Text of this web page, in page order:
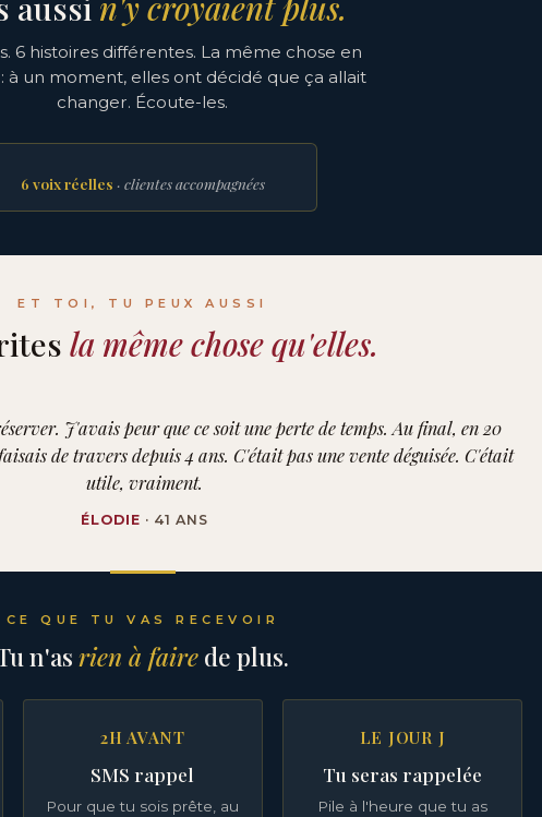
6 histoires différentes. La même chose en
à un moment, elles ont décidé que ça allait
changer. Écoute-les.
6 voix réelles · clientes accompagnées
ET TOI, TU PEUX AUSSI
la même chose qu'elles.
J'avais peur que ce soit une perte de temps. Au final, en 20
de travers depuis 4 ans. C'était pas une vente déguisée. C'était
utile, vraiment.
ÉLODIE · 41 ANS
CE QUE TU VAS RECEVOIR
n'asrien à faire de plus.
2H AVANT
SMS rappel
Pour que tu sois prête, au
LE JOUR J
Tu seras rappelée
Pile à l'heure que tu as